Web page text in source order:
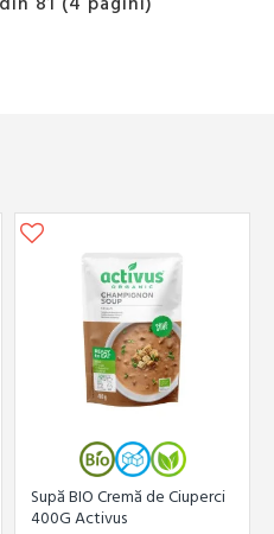
Supă BIO Cremă de Ciuperci
400G Activus